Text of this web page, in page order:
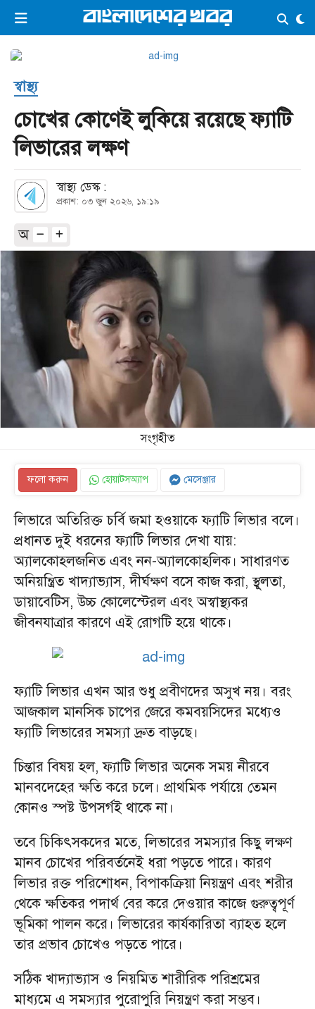
ভিডিও ই-পেপার লগইন ×
প্রচ্ছদ
সর্বশেষ
সব বিভাগ
আর্কাইভ
কনভার্টার
স্বাস্থ্য
চোখের কোণেই লুকিয়ে রয়েছে ফ্যাটি
‍লিভারের লক্ষণ
স্বাস্থ্য ডেস্ক :
প্রকাশ: ০৩ জুন ২০২৬, ১৯:১৯
অ
সংগৃহীত
ফলো করুন হোয়াটসঅ্যাপ মেসেঞ্জার
লিভারে অতিরিক্ত চর্বি জমা হওয়াকে ফ্যাটি লিভার বলে।
প্রধানত দুই ধরনের ফ্যাটি লিভার দেখা যায়:
অ্যালকোহলজনিত এবং নন-অ্যালকোহলিক। সাধারণত
অনিয়ন্ত্রিত খাদ্যাভ্যাস, দীর্ঘক্ষণ বসে কাজ করা, স্থূলতা,
ডায়াবেটিস, উচ্চ কোলেস্টেরল এবং অস্বাস্থ্যকর
জীবনযাত্রার কারণে এই রোগটি হয়ে থাকে।
ফ্যাটি লিভার এখন আর শুধু প্রবীণদের অসুখ নয়। বরং
আজকাল মানসিক চাপের জেরে কমবয়সিদের মধ্যেও
ফ্যাটি লিভারের সমস্যা দ্রুত বাড়ছে।
চিন্তার বিষয় হল, ফ্যাটি লিভার অনেক সময় নীরবে
মানবদেহের ক্ষতি করে চলে। প্রাথমিক পর্যায়ে তেমন
কোনও স্পষ্ট উপসর্গই থাকে না।
তবে চিকিৎসকদের মতে, লিভারের সমস্যার কিছু লক্ষণ
মানব চোখের পরিবর্তনেই ধরা পড়তে পারে। কারণ
লিভার রক্ত পরিশোধন, বিপাকক্রিয়া নিয়ন্ত্রণ এবং শরীর
থেকে ক্ষতিকর পদার্থ বের করে দেওয়ার কাজে গুরুত্বপূর্ণ
ভূমিকা পালন করে। লিভারের কার্যকারিতা ব্যাহত হলে
তার প্রভাব চোখেও পড়তে পারে।
সঠিক খাদ্যাভ্যাস ও নিয়মিত শারীরিক পরিশ্রমের
মাধ্যমে এ সমস্যার পুরোপুরি নিয়ন্ত্রণ করা সম্ভব।